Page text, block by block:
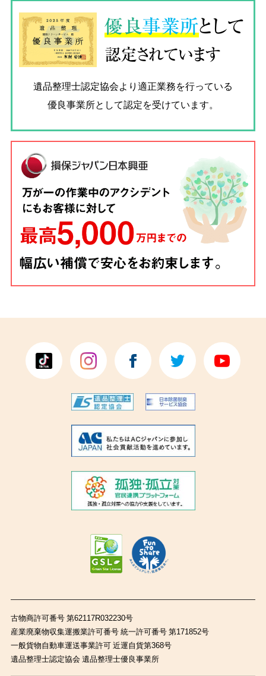
優良事業所として
認定されています
遺品整理士認定協会より適正業務を行っている
優良事業所として認定を受けています。
古物商許可番号 第62117R032230号
産業廃棄物収集運搬業許可番号 統一許可番号 第171852号
一般貨物自動車運送事業許可 近運自貨第368号
遺品整理士認定協会 遺品整理士優良事業所